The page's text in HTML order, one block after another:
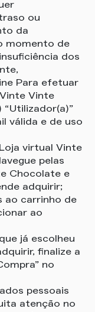
ou
da
momento de
dos
Para efetuar
Vinte
válida e de uso
virtual Vinte
pelas
Chocolate e
adquirir;
ao carrinho de
ao
já escolheu
finalize a
no
pessoais
atenção no